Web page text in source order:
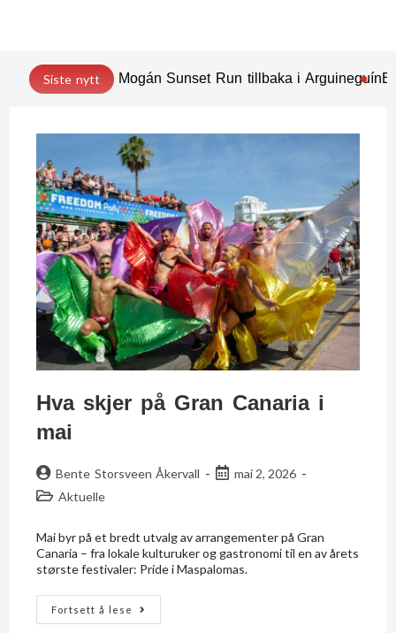
Siste nytt Mogán Sunset Run tillbaka i Arguineguín
Hva skjer på Gran Canaria i
mai
Bente Storsveen Åkervall
mai 2, 2026
Aktuelle
Mai byr på et bredt utvalg av arrangementer på Gran
Canaria – fra lokale kulturuker og gastronomi til en av årets
største festivaler: Pride i Maspalomas.
Fortsett å lese